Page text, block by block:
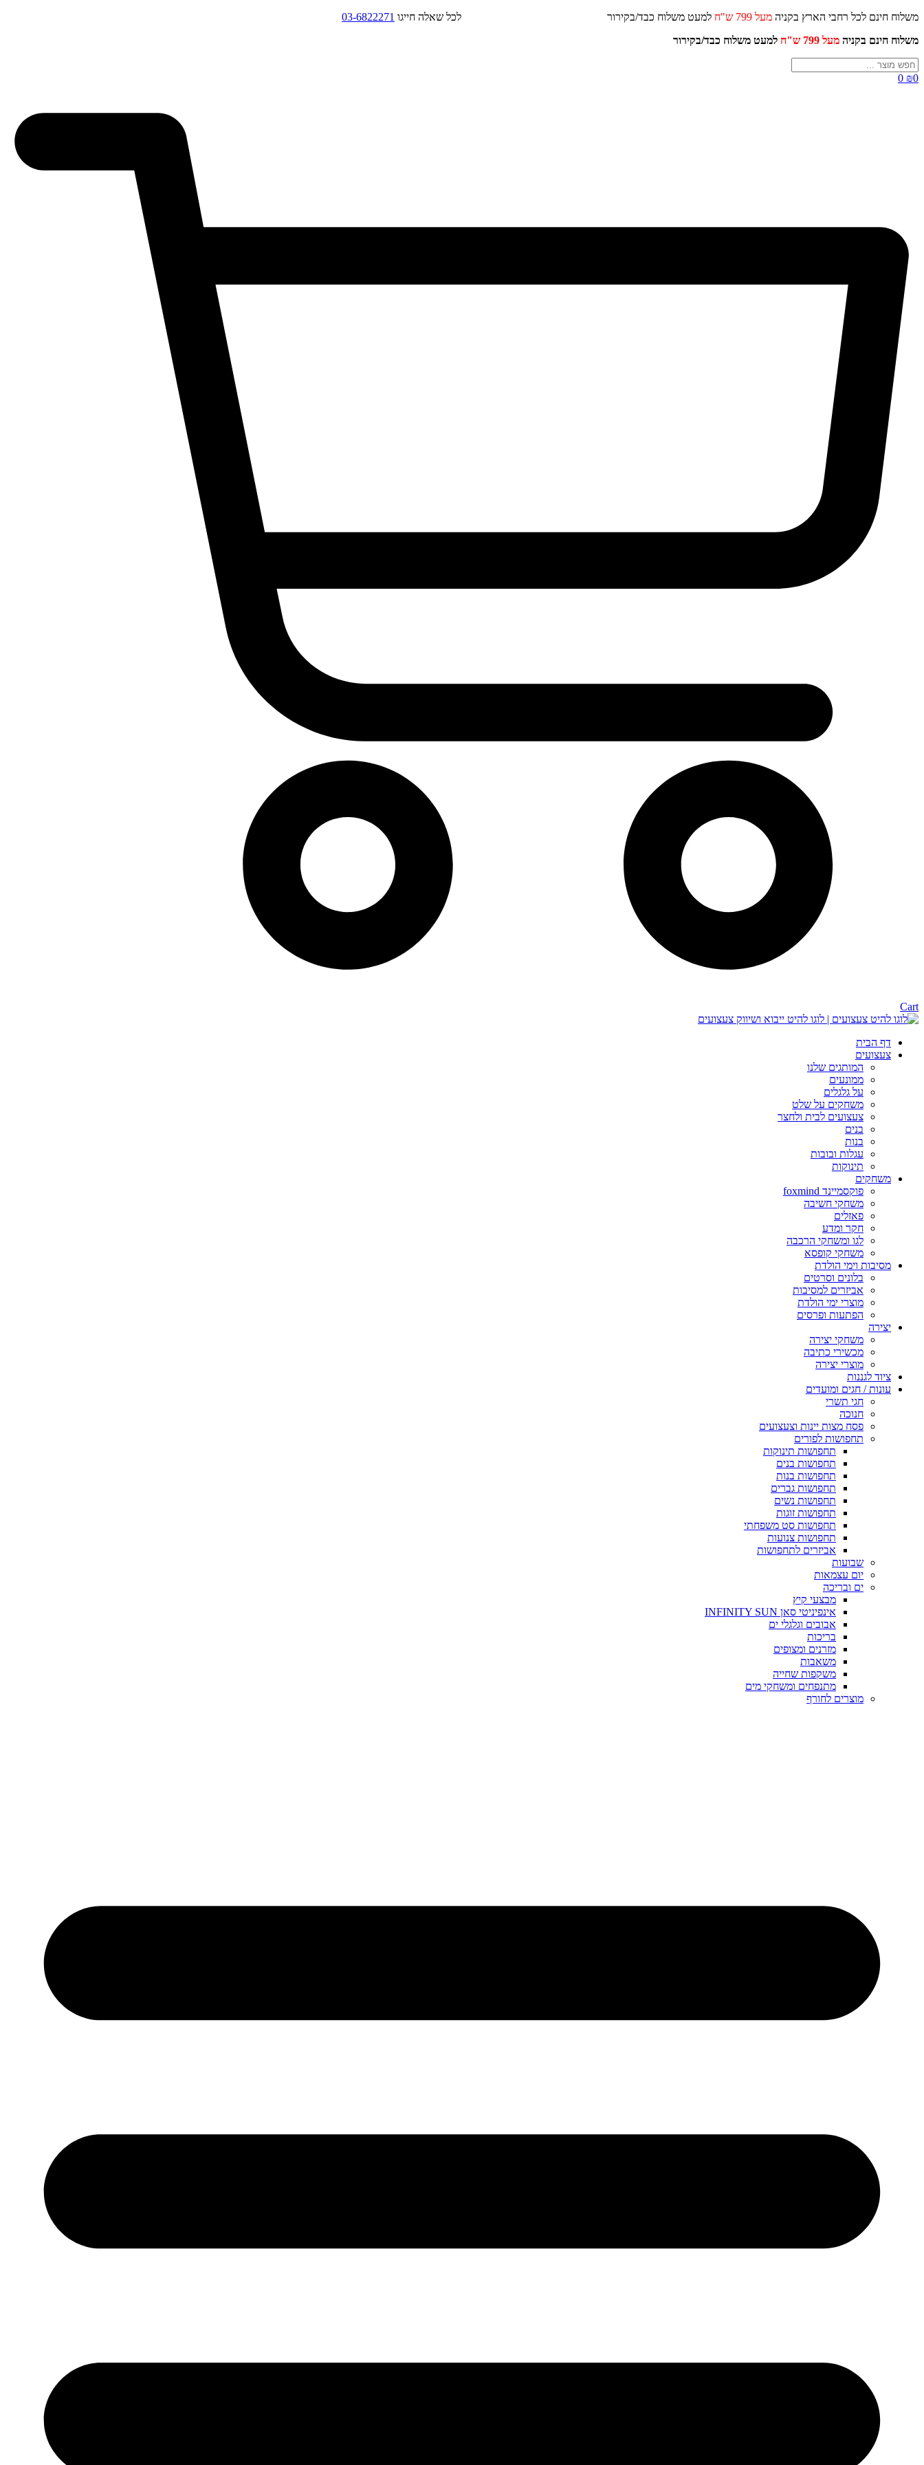
דלג
משלוח חינם לכל רחבי הארץ בקניה מעל 799 ש"ח למעט משלוח כבד/בקירור לכל שאלה חייגו 03-6822271
משלוח חינם בקניה מעל 799 ש"ח למעט משלוח כבד/בקירור
Search
...
₪0
0
Cart
דף הבית
צעצועים
המותגים שלנו
ממונעים
על גלגלים
משחקים על שלט
צעצועים לבית ולחצר
בנים
בנות
עגלות ובובות
תינוקות
משחקים
פוקסמיינד foxmind
משחקי חשיבה
פאזלים
חקר ומדע
לגו ומשחקי הרכבה
משחקי קופסא
מסיבות וימי הולדת
בלונים וסרטים
אביזרים למסיבות
מוצרי ימי הולדת
הפתעות ופרסים
יצירה
משחקי יצירה
מכשירי כתיבה
מוצרי יצירה
ציוד לגננות
עונות / חגים ומועדים
חגי תשרי
חנוכה
פסח מצות יינות וצעצועים
תחפושות לפורים
תחפושות תינוקות
תחפושות בנים
תחפושות בנות
תחפושות גברים
תחפושות נשים
תחפושות זוגות
תחפושות סט משפחתי
תחפושות צנועות
אביזרים לתחפושות
שבועות
יום עצמאות
ים ובריכה
מבצעי קיץ
אינפיניטי סאן INFINITY SUN
אבובים וגלגלי ים
בריכות
מזרנים ומצופים
משאבות
משקפות שחייה
מתנפחים ומשחקי מים
מוצרים לחורף